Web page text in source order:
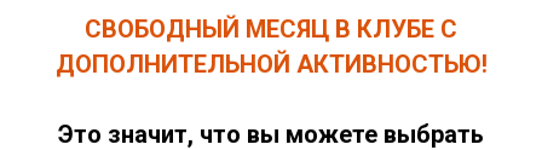
СВОБОДНЫЙ МЕСЯЦ В КЛУБЕ С
ДОПОЛНИТЕЛЬНОЙ АКТИВНОСТЬЮ!
Это значит, что вы можете выбрать